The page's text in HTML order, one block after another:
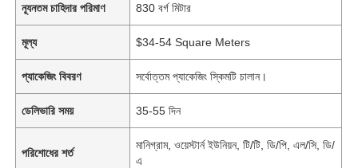
ন্যূনতম চাহিদার পরিমাণ 830 বর্গ মিটার
মূল্য $34-54 Square Meters
প্যাকেজিং বিবরণ সর্বোত্তম প্যাকেজিং স্কিমটি চালান।
ডেলিভারি সময় 35-55 দিন
পরিশোধের শর্ত
মানিগ্রাম, ওয়েস্টার্ন ইউনিয়ন, টি/টি, ডি/পি, এল/সি, ডি/
এ